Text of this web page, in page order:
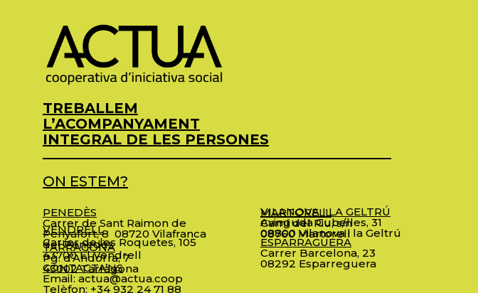
TREBALLEM
L’ACOMPANYAMENT
INTEGRAL DE LES PERSONES
ON ESTEM?
PENEDÈS
Carrer de Sant Raimon de
Penyafort, 8 08720 Vilafranca
del Penedès
VENDRELL
Carrer de les Roquetes, 105
43700 El Vendrell
TARRAGONA
Pg. d’Andorra, 7
43002 Tarragona
CONTACTA’NS
Email: actua@actua.coop
Telèfon: +34 932 24 71 88
MARTORELL
Camí del Riu, s/n
08760 Martorell
VILANOVA I LA GELTRÚ
Avinguda Cubelles, 31
08800 Vilanova i la Geltrú
ESPARRAGUERA
Carrer Barcelona, 23
08292 Esparreguera